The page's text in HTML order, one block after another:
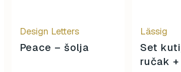
Design Letters
Peace – šolja
Lässig
Set
ručak